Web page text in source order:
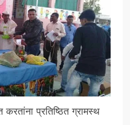
करतांना प्रतिष्ठित ग्रामस्थ